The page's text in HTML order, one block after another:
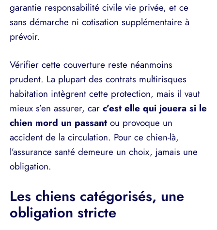
garantie responsabilité civile vie privée, et ce
sans démarche ni cotisation supplémentaire à
prévoir.
Vérifier cette couverture reste néanmoins
prudent. La plupart des contrats multirisques
habitation intègrent cette protection, mais il vaut
mieux s’en assurer, car c’est elle qui jouera si le
chien mord un passant ou provoque un
accident de la circulation. Pour ce chien-là,
l’assurance santé demeure un choix, jamais une
obligation.
Les chiens catégorisés, une
obligation stricte